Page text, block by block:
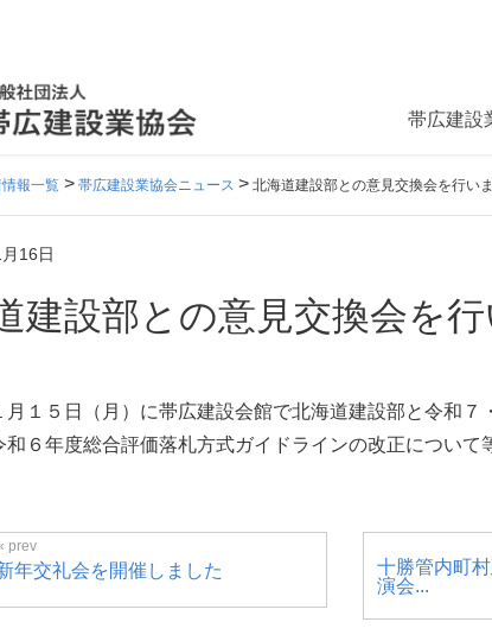
帯広建設
情報一覧 帯広建設業協会ニュース 北海道建設部との意見交換会を行い
16日
建設部との意見交換会を
月１５日（月）に帯広建設会館で北海道建設部と令和７
和６年度総合評価落札方式ガイドラインの改正について
年交礼会を開催しました
十勝管内町
演会...